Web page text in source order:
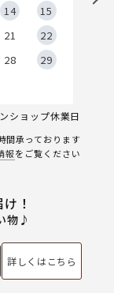
14
15
21
22
28
29
ショップ休業日
間承っております
報をご覧ください
！
物♪
詳しくはこちら